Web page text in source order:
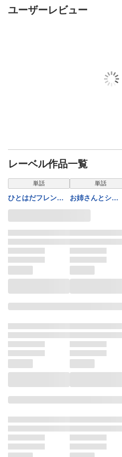
ユーザーレビュー
レーベル作品一覧
表示制限中
単話
ひとはだフレンド
(9)
表示制限中
単話
お姉さんとシ
よ？〜えちんぽカ
題〜(12)